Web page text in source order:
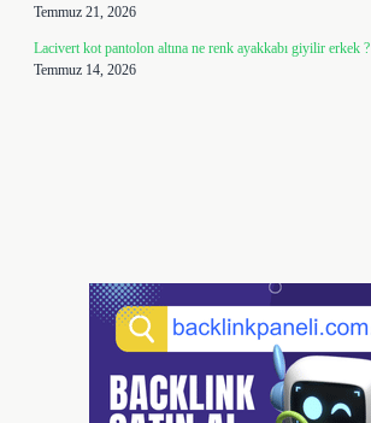
Temmuz 21, 2026
Lacivert kot pantolon altına ne renk ayakkabı giyilir erkek ?
Temmuz 14, 2026